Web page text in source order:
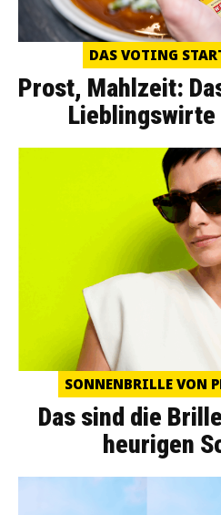
DAS VOTING
Prost, Mahlzeit:
Lieblingswirte
SONNENBRILLE VON
Das sind die
heurigen